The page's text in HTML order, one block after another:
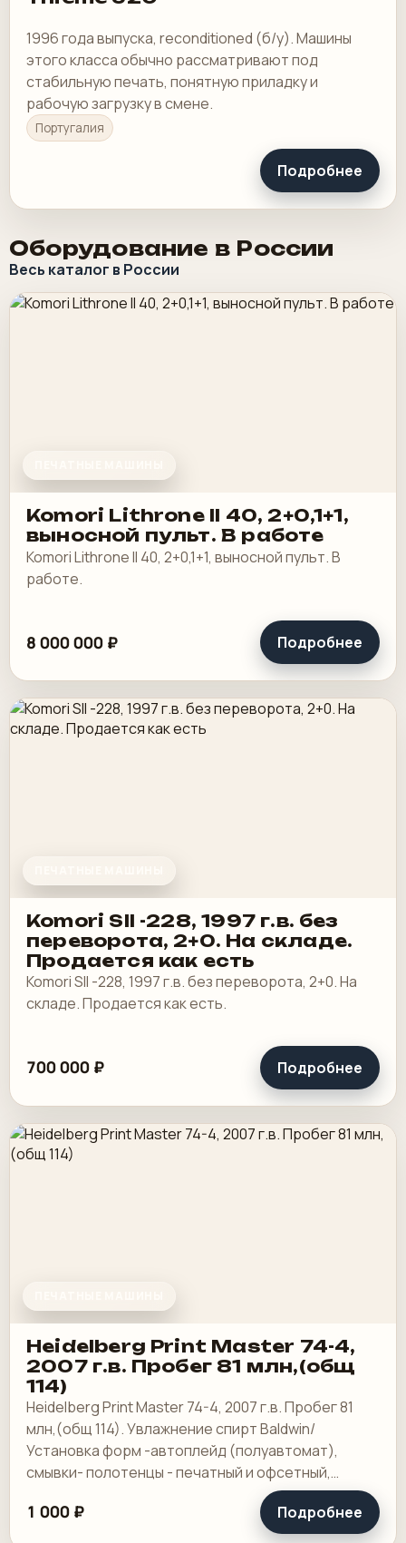
1996 года выпуска, reconditioned (б/у). Машины
этого класса обычно рассматривают под
стабильную печать, понятную приладку и
рабочую загрузку в смене.
Португалия
Подробнее
Оборудование в России
Весь каталог в России
Komori Lithrone II 40, 2+0,1+1,
выносной пульт. В работе
Komori Lithrone II 40, 2+0,1+1, выносной пульт. В
работе.
8 000 000 ₽ Подробнее
Komori SII -228, 1997 г.в. без
переворота, 2+0. На складе.
Продается как есть
Komori SII -228, 1997 г.в. без переворота, 2+0. На
складе. Продается как есть.
700 000 ₽ Подробнее
Heidelberg Print Master 74-4,
2007 г.в. Пробег 81 млн,(общ
114)
Heidelberg Print Master 74-4, 2007 г.в. Пробег 81
млн,(общ 114). Увлажнение спирт Baldwin/
Установка форм -автоплейд (полуавтомат),
смывки- полотенцы - печатный и офсетный,
выносной пульт ClassicCenter -PM74 - краски и.
1 000 ₽ Подробнее